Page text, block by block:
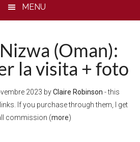
MENU
(Oman):
la visita + foto
2023 byClaire Robinson - this
If you purchase through them, I get
commission (more)